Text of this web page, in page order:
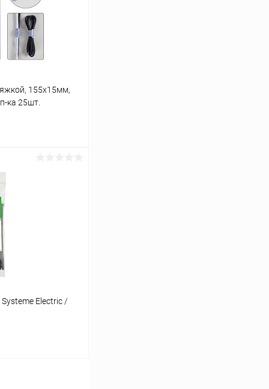
155х15мм,
ка 25шт.
Electric /